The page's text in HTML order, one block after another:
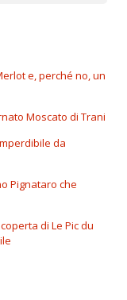
e, perché no, un
Moscato di Trani
da
Pignataro che
di Le Pic du